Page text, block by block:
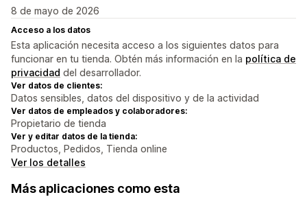
8 de mayo de 2026
Acceso a los datos
Esta aplicación necesita acceso a los siguientes datos para
funcionar en tu tienda. Obtén más información en la política de
privacidad del desarrollador.
Ver datos de clientes:
Datos sensibles, datos del dispositivo y de la actividad
Ver datos de empleados y colaboradores:
Propietario de tienda
Ver y editar datos de la tienda:
Productos, Pedidos, Tienda online
Ver los detalles
Más aplicaciones como esta